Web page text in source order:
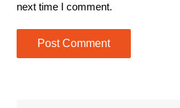
next time I comment.